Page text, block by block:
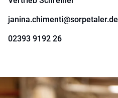
janina.chimenti@sorpetaler.de
02393 9192 26